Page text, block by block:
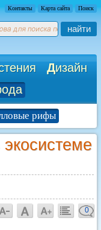
Контакты Карта сайта Поиск
найти
Дизайн
рифы
0